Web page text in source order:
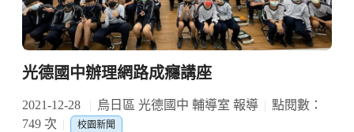
光德國中辦理網路成癮講座
2021-12-28 烏日區 光德國中 輔導室 報導
點閱數：
749 次
校園新聞